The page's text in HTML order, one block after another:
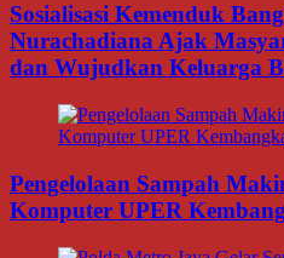
Sosialisasi Kemenduk
Nurachadiana Ajak
dan Wujudkan Keluarga
Pengelolaan Sampah
Komputer UPER